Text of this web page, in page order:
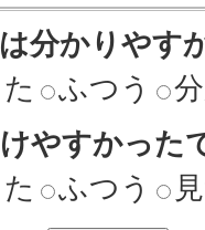
分かりやす
ふつう
やすかった
ふつう